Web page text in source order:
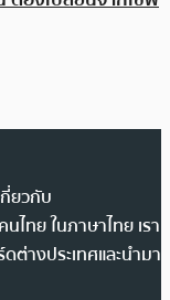
ยวกับ
ไทย ในภาษาไทย เรา
ต่างประเทศและนำมา